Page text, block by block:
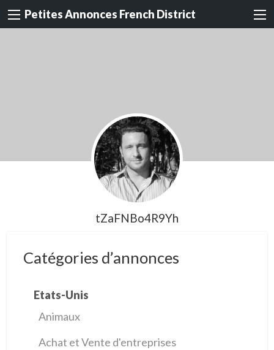
Petites Annonces French District
tZaFNBo4R9Yh
Catégories d’annonces
Etats-Unis
Animaux
Achat et Vente d'entreprises